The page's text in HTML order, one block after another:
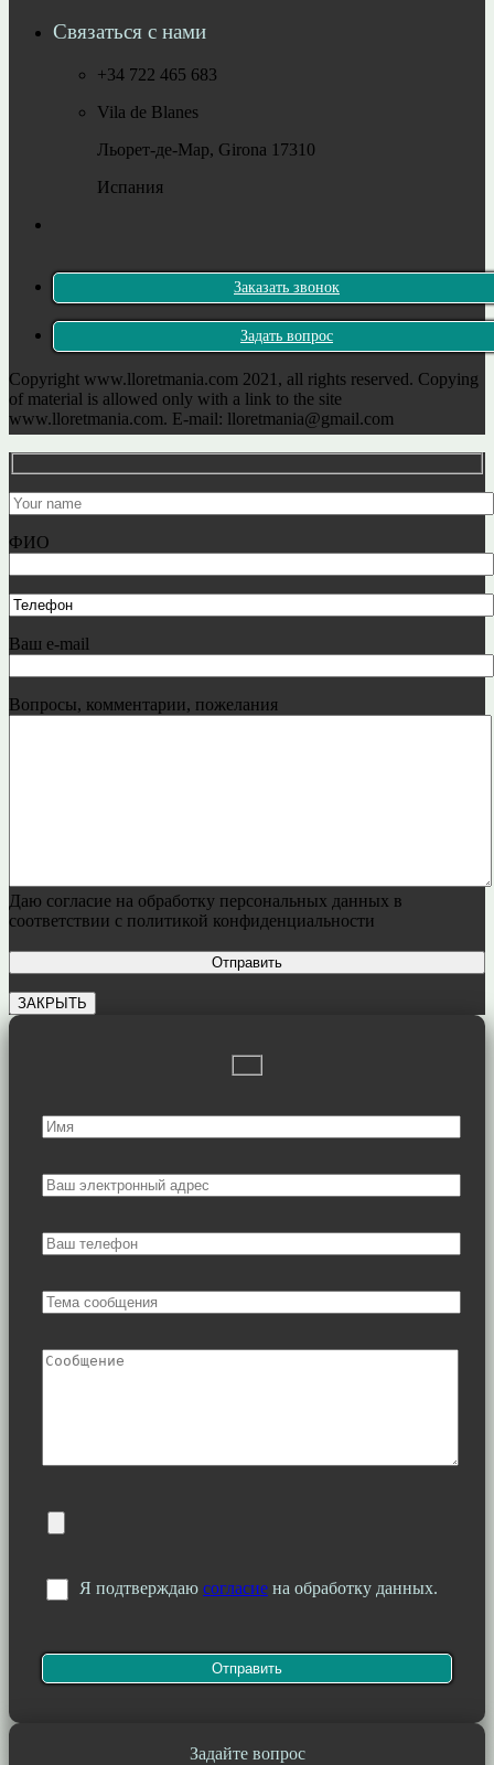
Связаться с нами
+34 722 465 683
Vila de Blanes
Льорет-де-Мар, Girona 17310
Испания
Заказать звонок
Задать вопрос
Copyright www.lloretmania.com 2021, all rights reserved. Copying
of material is allowed only with a link to the site
www.lloretmania.com. E-mail: lloretmania@gmail.com
ФИО
Ваш e-mail
Вопросы, комментарии, пожелания
Даю согласие на обработку персональных данных в
соответствии с политикой конфиденциальности
ЗАКРЫТЬ
Я подтверждаю согласие на обработку данных.
Задайте вопрос